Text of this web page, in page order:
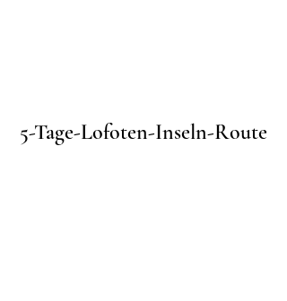
5-Tage-Lofoten-Inseln-Route